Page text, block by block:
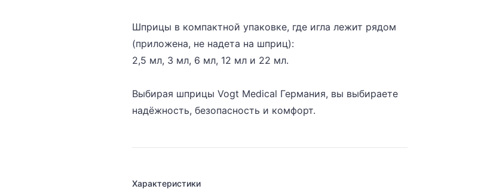
Шприцы в компактной упаковке, где игла лежит рядом
(приложена, не надета на шприц):
2,5 мл, 3 мл, 6 мл, 12 мл и 22 мл.
Выбирая шприцы Vogt Medical Германия, вы выбираете
надёжность, безопасность и комфорт.
Характеристики